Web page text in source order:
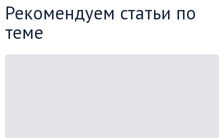
Рекомендуем статьи по
теме